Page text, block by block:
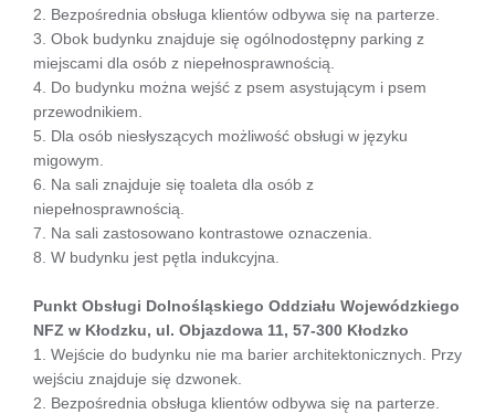
2. Bezpośrednia obsługa klientów odbywa się na parterze.
3. Obok budynku znajduje się ogólnodostępny parking z
miejscami dla osób z niepełnosprawnością.
4. Do budynku można wejść z psem asystującym i psem
przewodnikiem.
5. Dla osób niesłyszących możliwość obsługi w języku
migowym.
6. Na sali znajduje się toaleta dla osób z
niepełnosprawnością.
7. Na sali zastosowano kontrastowe oznaczenia.
8. W budynku jest pętla indukcyjna.
Punkt Obsługi Dolnośląskiego Oddziału Wojewódzkiego
NFZ w Kłodzku, ul. Objazdowa 11, 57-300 Kłodzko
1. Wejście do budynku nie ma barier architektonicznych. Przy
wejściu znajduje się dzwonek.
2. Bezpośrednia obsługa klientów odbywa się na parterze.